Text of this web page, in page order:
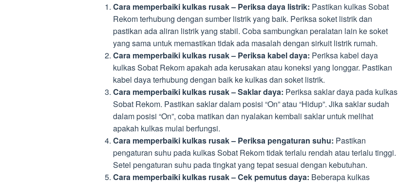
Cara memperbaiki kulkas rusak – Periksa daya listrik: Pastikan kulkas Sobat
Rekom terhubung dengan sumber listrik yang baik. Periksa soket listrik dan
pastikan ada aliran listrik yang stabil. Coba sambungkan peralatan lain ke soket
yang sama untuk memastikan tidak ada masalah dengan sirkuit listrik rumah.
Cara memperbaiki kulkas rusak – Periksa kabel daya: Periksa kabel daya
kulkas Sobat Rekom apakah ada kerusakan atau koneksi yang longgar. Pastikan
kabel daya terhubung dengan baik ke kulkas dan soket listrik.
Cara memperbaiki kulkas rusak – Saklar daya: Periksa saklar daya pada kulkas
Sobat Rekom. Pastikan saklar dalam posisi “On” atau “Hidup”. Jika saklar sudah
dalam posisi “On”, coba matikan dan nyalakan kembali saklar untuk melihat
apakah kulkas mulai berfungsi.
Cara memperbaiki kulkas rusak – Periksa pengaturan suhu: Pastikan
pengaturan suhu pada kulkas Sobat Rekom tidak terlalu rendah atau terlalu tinggi.
Setel pengaturan suhu pada tingkat yang tepat sesuai dengan kebutuhan.
Cara memperbaiki kulkas rusak – Cek pemutus daya: Beberapa kulkas